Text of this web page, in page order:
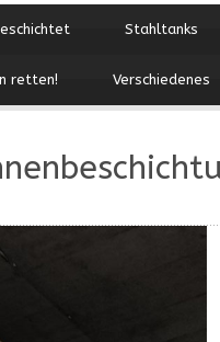
Stahltanks
retten! Verschiedenes